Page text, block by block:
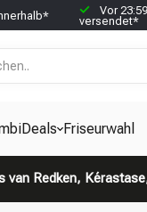
Vor
versendet*
Friseurwahl
Redken,